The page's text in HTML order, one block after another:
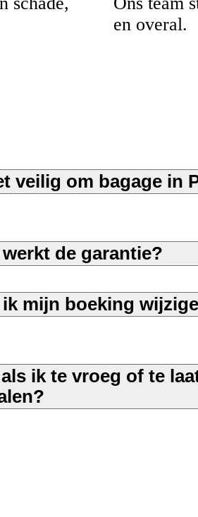
en overal.
veilig om bagage in
werkt de garantie?
ik mijn boeking
ik te vroeg of te